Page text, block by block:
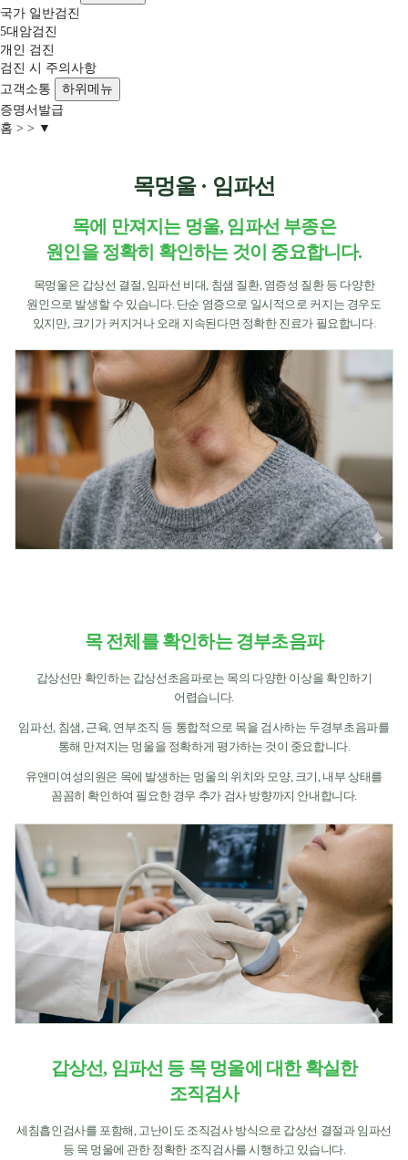
국가 일반검진
5대암검진
개인 검진
검진 시 주의사항
고객소통
하위메뉴
증명서발급
홈
▼
목멍울 · 임파선
목에 만져지는 멍울, 임파선 부종은
원인을 정확히 확인하는 것이 중요합니다.
목멍울은 갑상선 결절, 임파선 비대, 침샘 질환, 염증성 질환 등 다양한
원인으로 발생할 수 있습니다. 단순 염증으로 일시적으로 커지는 경우도
있지만, 크기가 커지거나 오래 지속된다면 정확한 진료가 필요합니다.
목 전체를 확인하는 경부초음파
갑상선만 확인하는 갑상선초음파로는 목의 다양한 이상을 확인하기
어렵습니다.
임파선, 침샘, 근육, 연부조직 등 통합적으로 목을 검사하는 두경부초음파를
통해 만져지는 멍울을 정확하게 평가하는 것이 중요합니다.
유앤미여성의원은 목에 발생하는 멍울의 위치와 모양, 크기, 내부 상태를
꼼꼼히 확인하여 필요한 경우 추가 검사 방향까지 안내합니다.
갑상선, 임파선 등 목 멍울에 대한 확실한
조직검사
세침흡인검사를 포함해, 고난이도 조직검사 방식으로 갑상선 결절과 임파선
등 목 멍울에 관한 정확한 조직검사를 시행하고 있습니다.